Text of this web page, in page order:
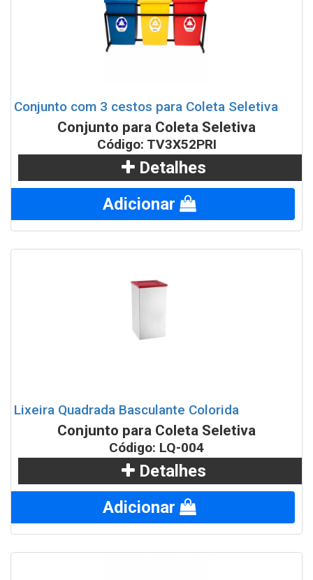
Conjunto com 3 cestos para Coleta Seletiva
Conjunto para Coleta Seletiva
Código: TV3X52PRI
Detalhes
Adicionar
Lixeira Quadrada Basculante Colorida
Conjunto para Coleta Seletiva
Código: LQ-004
Detalhes
Adicionar